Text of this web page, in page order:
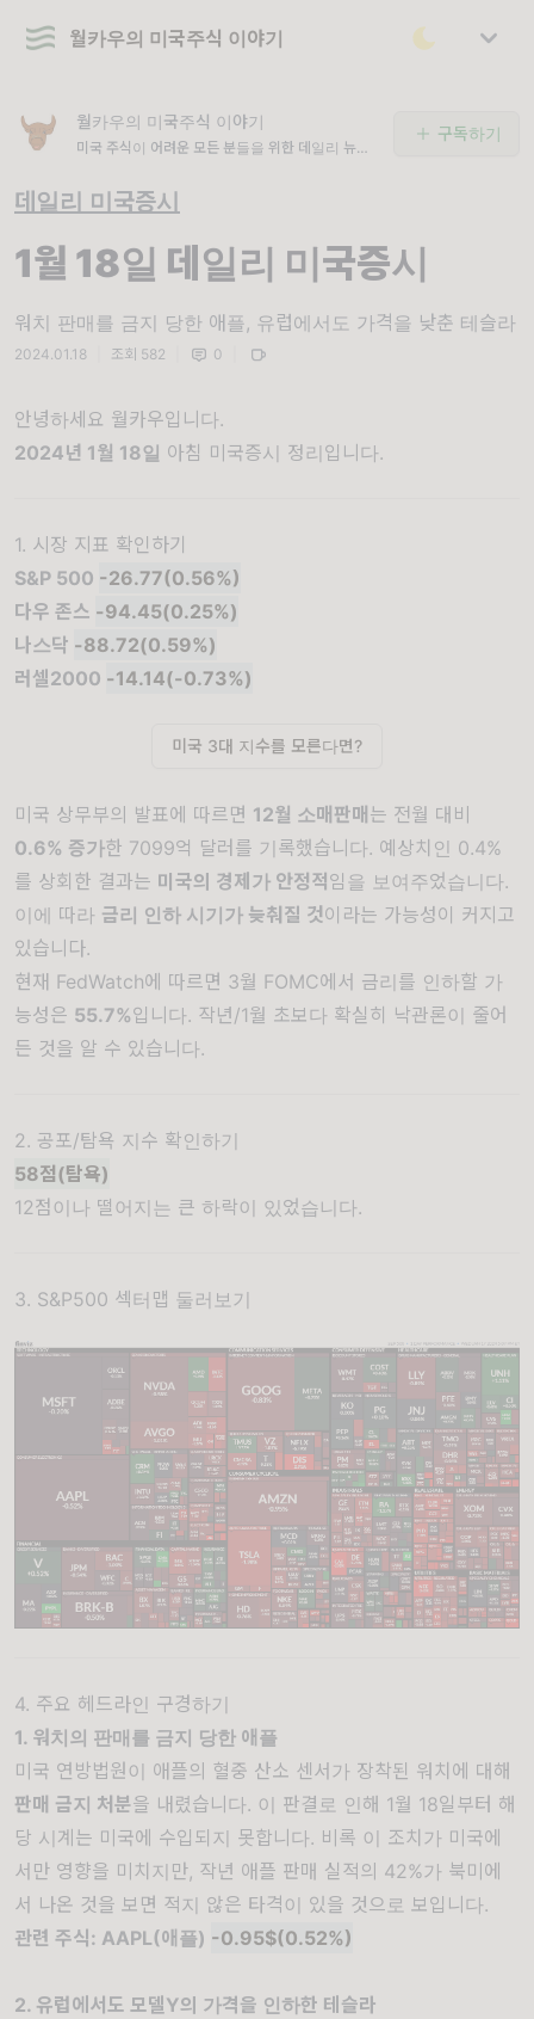
월카우의 미국주식 이야기
월카우의 미국주식 이야기
미국 주식이 어려운 모든 분들을 위한 데일리 뉴스
구독하기
데일리 미국증시
1월 18일 데일리 미국증시
워치 판매를 금지 당한 애플, 유럽에서도 가격을 낮춘 테슬라
2024.01.18 조회 582 0
안녕하세요 월카우입니다.
2024년 1월 18일 아침 미국증시 정리입니다.
1. 시장 지표 확인하기
S&P 500 -26.77(0.56%)
다우 존스 -94.45(0.25%)
나스닥 -88.72(0.59%)
러셀2000 -14.14(-0.73%)
미국 3대 지수를 모른다면?
미국 상무부의 발표에 따르면 12월 소매판매 는 전월 대비
0.6% 증가한 7099억 달러를 기록했습니다. 예상치인 0.4%
를 상회한 결과는 미국의 경제가 안정적 임을 보여주었습니다.
이에 따라 금리 인하 시기가 늦춰질 것이라는 가능성이 커지고
있습니다.
현재 FedWatch에 따르면 3월 FOMC에서 금리를 인하할 가
능성은 55.7%입니다. 작년/1월 초보다 확실히 낙관론이 줄어
든 것을 알 수 있습니다.
2. 공포/탐욕 지수 확인하기
58점(탐욕)
12점이나 떨어지는 큰 하락이 있었습니다.
3. S&P500 섹터맵 둘러보기
4. 주요 헤드라인 구경하기
1. 워치의 판매를 금지 당한 애플
미국 연방법원이 애플의 혈중 산소 센서가 장착된 워치에 대해
판매 금지 처분을 내렸습니다. 이 판결로 인해 1월 18일부터 해
당 시계는 미국에 수입되지 못합니다. 비록 이 조치가 미국에
서만 영향을 미치지만, 작년 애플 판매 실적의 42%가 북미에
서 나온 것을 보면 적지 않은 타격이 있을 것으로 보입니다.
관련 주식: AAPL(애플) -0.95$(0.52%)
2. 유럽에서도 모델Y의 가격을 인하한 테슬라